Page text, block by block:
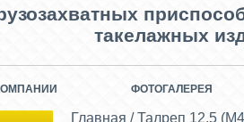
такелажных
ФОТОГАЛЕРЕЯ
Главная /Талреп 12,5